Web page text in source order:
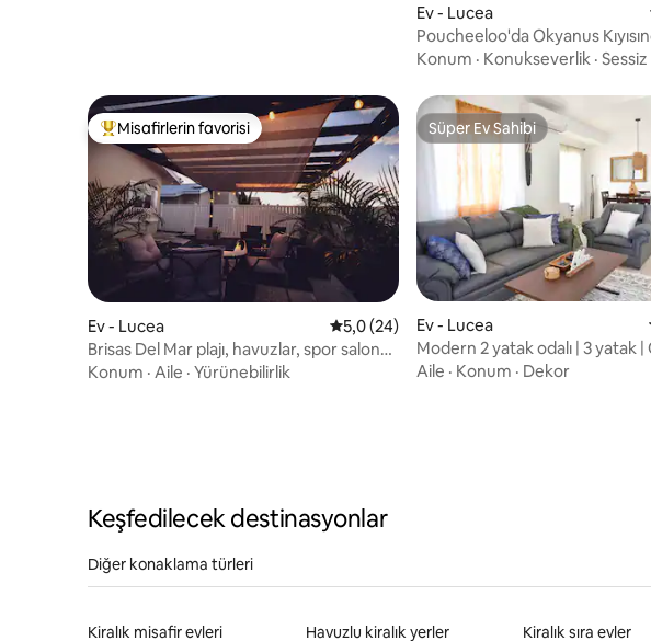
Ev - Lucea
Poucheeloo'da Okyanus
Deniz Manzaralı Ev
Konum · Konukseverlik · Sessiz
Misafirlerin favorilerinden en beğenilenler arasında
Misafirlerin favorisi
Ev - Lucea 5 üzerinden ortalama 5,0 puan, 24
5,0 (24)
Brisas Del Mar plajı, havuzlar, spor salonu,
kulüp binası, plaj
Konum · Aile · Yürünebilirlik
Süper Ev Sahibi
Süper Ev Sahibi
Ev - Lucea
Modern 2 yatak odalı | 3 yatak |
çardak | Starlink
Aile · Konum · Dekor
Keşfedilecek destinasyonlar
Diğer konaklama türleri
Kiralık misafir evleri Havuzlu kiralık yerler Kiralık sıra evler